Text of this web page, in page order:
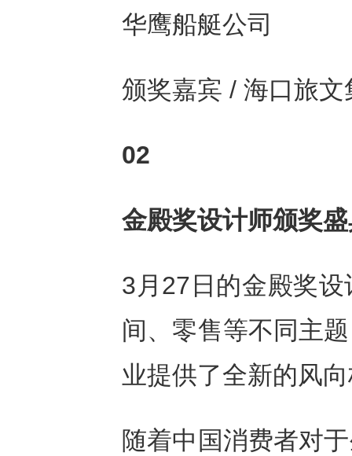
华鹰船艇公司
颁奖嘉宾 / 海口旅
02
金殿奖设计师颁奖
3月27日的金殿奖
间、零售等不同主
业提供了全新的风
随着中国消费者对